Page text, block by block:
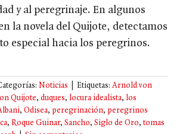
y al peregrinaje. En algunos
la novela del Quijote, detectamos
especial hacia los peregrinos.
Noticias Etiquetas: Arnold von
Quijote, duques, locura idealista, los
, Odisea, peregrinación, peregrinos
, Roque Guinar, Sancho, Siglo de Oro, tomas